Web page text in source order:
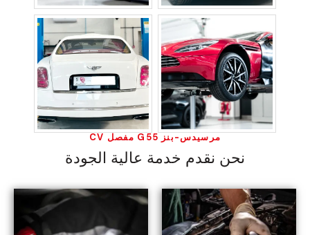
مرسيدس-بنز G55 مفصل CV
نحن نقدم خدمة عالية الجودة